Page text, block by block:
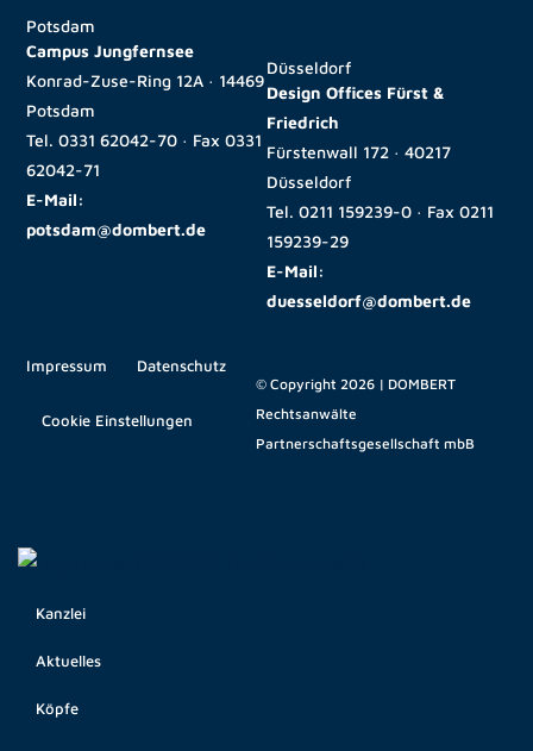
Potsdam
Campus Jungfernsee
Konrad-Zuse-Ring 12A · 14469
Potsdam
Tel.0331 62042-70 · Fax0331
62042-71
E-Mail:
potsdam@dombert.de
Düsseldorf
Design Offices Fürst &
Friedrich
Fürstenwall 172 · 40217
Düsseldorf
Tel. 0211 159239-0 · Fax 0211
159239-29
E-Mail:
duesseldorf@dombert.de
Impressum Datenschutz
Cookie Einstellungen
© Copyright 2026 | DOMBERT
Rechtsanwälte
Partnerschaftsgesellschaft mbB
Kanzlei
Aktuelles
Köpfe